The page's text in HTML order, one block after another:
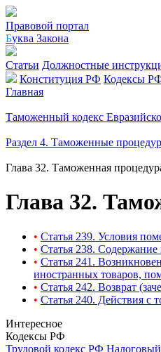
Правовой портал
Буква Закона
Статьи Должностные
Конституция РФ Кодексы
Главная
Таможенный кодекс
Раздел 4. Таможенные
Глава 32. Таможенная
Глава 32.
• Статья 239. Условия
• Статья 238.
• Статья 241.
иностранных товаров,
• Статья 242. Возврат
• Статья 240. Действия с
Интересное
Кодексы РФ
Трудовой кодекс РФ